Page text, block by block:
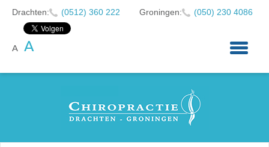
Drachten: (0512) 360 222 Groningen: (050) 230 4086
A A
HOME
KLACHTEN
CHIROPRACTIE